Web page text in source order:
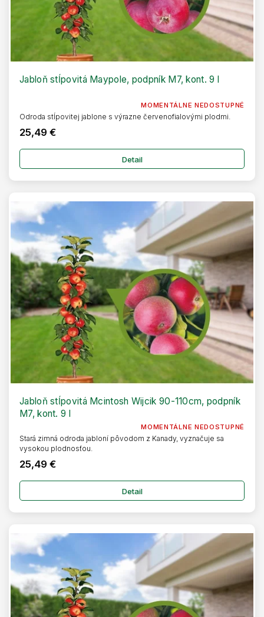
Jabloň stĺpovitá Maypole, podpník M7, kont. 9 l
MOMENTÁLNE NEDOSTUPNÉ
25,49 €
Detail
Odroda stĺpovitej jablone s výrazne červenofialovými plodmi.
Jabloň stĺpovitá Mcintosh Wijcik 90-110cm, podpník
M7, kont. 9 l
MOMENTÁLNE NEDOSTUPNÉ
25,49 €
Detail
Stará zimná odroda jabloní pôvodom z Kanady, vyznačuje sa
vysokou plodnosťou.